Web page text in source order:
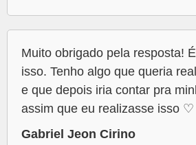
Muito obrigado pela resposta!
isso. Tenho algo que queria
e que depois iria contar pra
assim que eu realizasse isso ♡
Gabriel Jeon Cirino